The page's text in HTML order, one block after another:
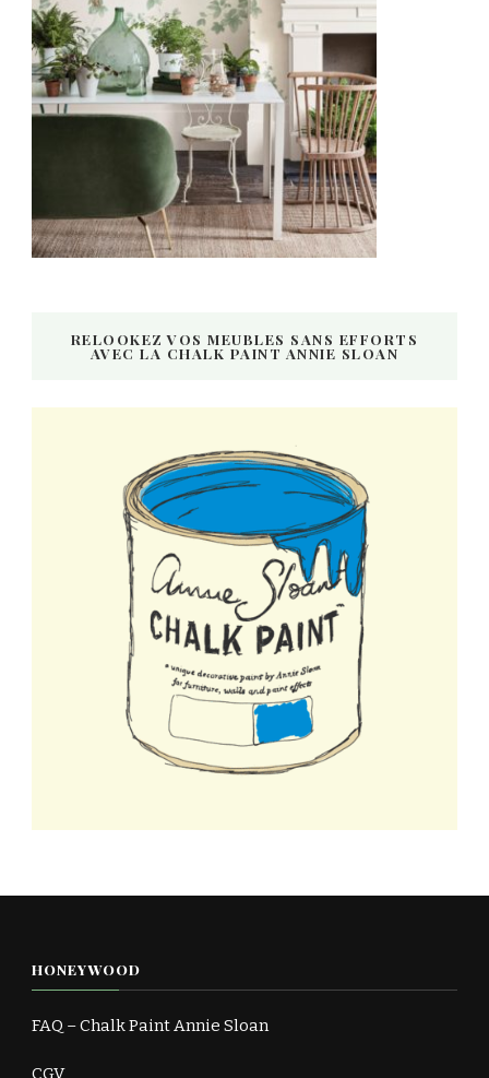
RELOOKEZ VOS MEUBLES SANS EFFORTS
AVEC LA CHALK PAINT ANNIE SLOAN
HONEYWOOD
FAQ – Chalk Paint Annie Sloan
CGV